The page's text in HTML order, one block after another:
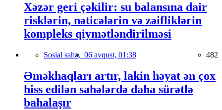
Xəzər geri çəkilir: su balansına dair
risklərin, nəticələrin və zəifliklərin
kompleks qiymətləndirilməsi
Sosial sahə, 06 avqust, 01:38 482
Əməkhaqları artır, lakin həyat ən çox
hiss edilən sahələrdə daha sürətlə
bahalaşır